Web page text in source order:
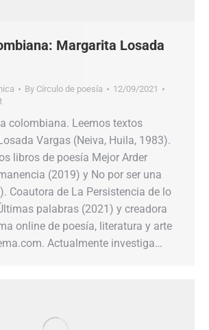
Margarita Losada
By Círculo de poesía
12/09/2021
colombiana. Leemos textos
Vargas (Neiva, Huila, 1983).
libros de poesía Mejor Arder
(2019) y No por ser una
Coautora de La Persistencia de lo
palabras (2021) y creadora
online de poesía, literatura y arte
Actualmente investiga…